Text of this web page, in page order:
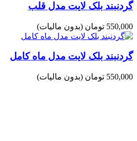
گردنبند بلک لایت مدل قلب
550,000 تومان (بدون مالیات)
گردنبند بلک لایت مدل ماه کامل
550,000 تومان (بدون مالیات)